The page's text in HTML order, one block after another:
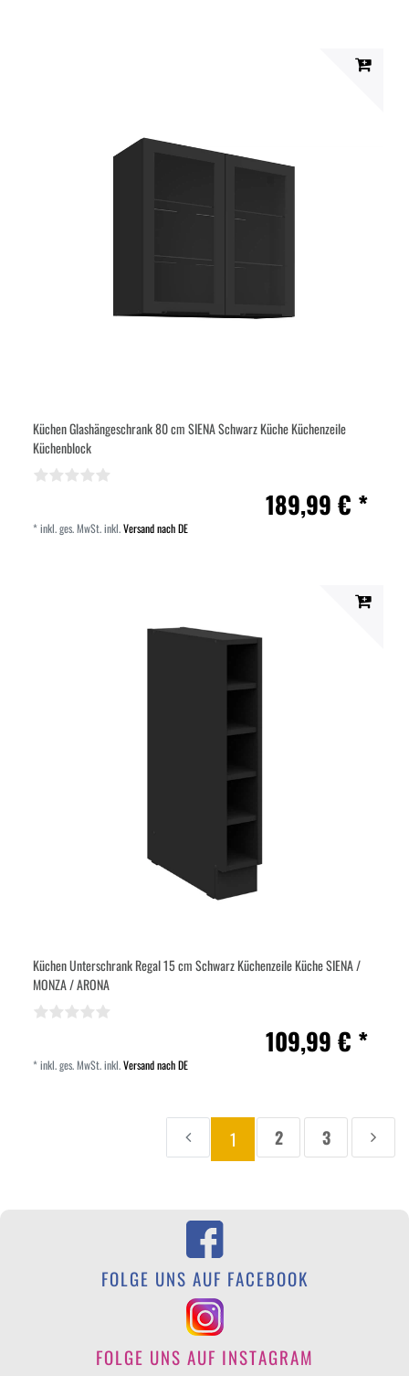
Küchen Glashängeschrank 80 cm SIENA Schwarz Küche Küchenzeile
Küchenblock
189,99 € *
*inkl. ges. MwSt.inkl.Versand nach DE
Küchen Unterschrank Regal 15 cm Schwarz Küchenzeile Küche SIENA /
MONZA / ARONA
109,99 € *
*inkl. ges. MwSt.inkl.Versand nach DE
Zur
vorherigen
Aktuelle
Seite:
1 Seite
2 Seite
3
Zur
FOLGE UNS AUF FACEBOOK
FOLGE UNS AUF INSTAGRAM